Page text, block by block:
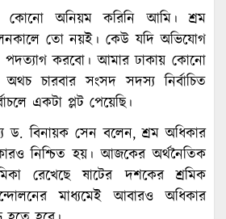
অনিয়ম করিনি আমি। শ্রম
তো নয়ই। কেউ যদি অভিযোগ
করবো। আমার ঢাকায় কোনো
অথচ চারবার সংসদ সদস্য নির্বাচিত
একটা প্লট পেয়েছি।
ড. বিনায়ক সেন বলেন, শ্রম অধিকার
নিশ্চিত হয়। আজকের অর্থনৈতিক
রেখেছে ষাটের দশকের শ্রমিক
মাধ্যমেই আবারও অধিকার